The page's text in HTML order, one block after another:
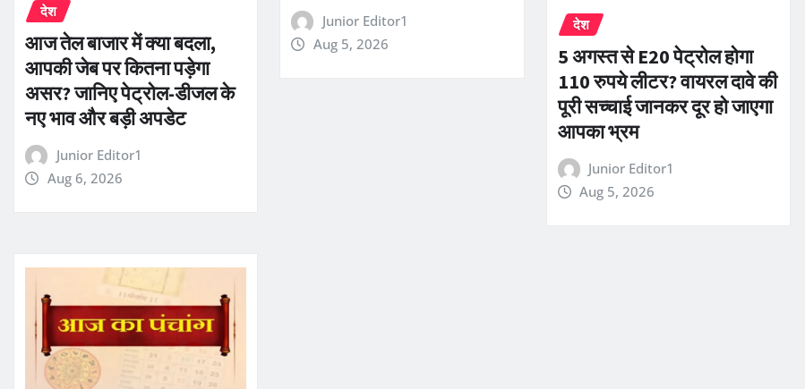
देश
आज तेल बाजार में क्या बदला,
आपकी जेब पर कितना पड़ेगा
असर? जानिए पेट्रोल-डीजल के
नए भाव और बड़ी अपडेट
Junior Editor1
Aug 6, 2026
Junior Editor1
Aug 5, 2026
देश
5 अगस्त से E20 पेट्रोल होगा
110 रुपये लीटर? वायरल दावे की
पूरी सच्चाई जानकर दूर हो जाएगा
आपका भ्रम
Junior Editor1
Aug 5, 2026